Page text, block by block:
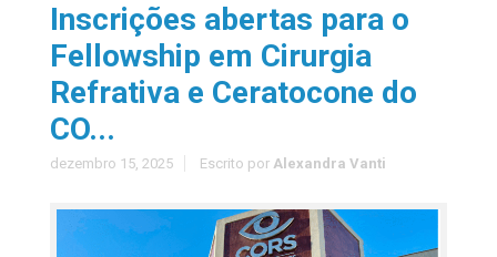
Inscrições abertas para o
Fellowship em Cirurgia
Refrativa e Ceratocone do
CO...
dezembro 15, 2025 Escrito por Alexandra Vanti